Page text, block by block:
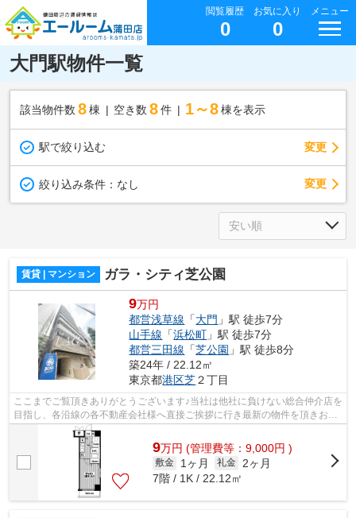
閲覧履歴
0
お気に入り
0
メニュー
大門駅物件一覧
該当物件数 8棟 空き数 8 件 1～8 棟を表示
駅で絞り込む 変更
絞り込み条件： なし 変更
賃貸 | マンション ガラ・シティ芝公園
9万円
都営浅草線 「大門 」駅 徒歩7分
山手線 「浜松町 」駅 徒歩7分
都営三田線 「芝公園 」駅 徒歩8分
築24年 / 22.12㎡
東京都港区芝２丁目
ここまでご覧頂きありがとうございます♪当社は他社に負けない総合仲介店を
目指し、各沿線の各不動産会社様へ直接ご挨拶に行き最新の物件を頂きお客
様へ提供しております！最新の情報は...
9万円 (管理費等：9,000円 )
敷金 1ヶ月 礼金
2ヶ月
7階 / 1K / 22.12㎡